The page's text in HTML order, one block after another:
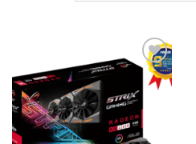
Add to
wishlist